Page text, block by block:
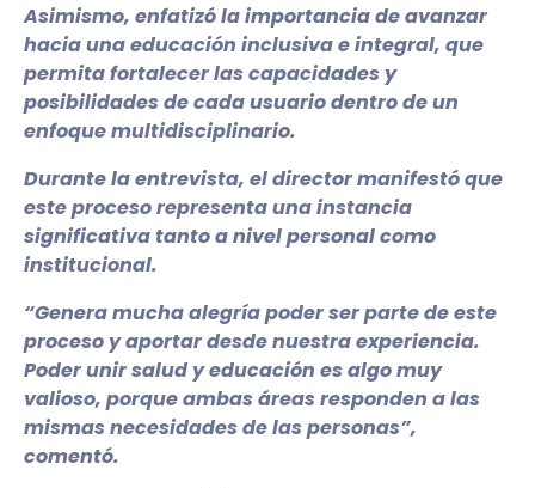
Asimismo, enfatizó la importancia de avanzar
hacia una educación inclusiva e integral, que
permita fortalecer las capacidades y
posibilidades de cada usuario dentro de un
enfoque multidisciplinario.
Durante la entrevista, el director manifestó que
este proceso representa una instancia
significativa tanto a nivel personal como
institucional.
“Genera mucha alegría poder ser parte de este
proceso y aportar desde nuestra experiencia.
Poder unir salud y educación es algo muy
valioso, porque ambas áreas responden a las
mismas necesidades de las personas”,
comentó.